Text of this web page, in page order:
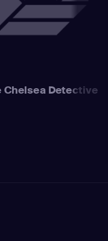
Chelsea Detective